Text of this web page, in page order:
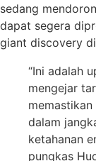
sedang
dapat segera
giant discovery
“Ini adalah
mengejar
dalam
ketahanan
pungkas